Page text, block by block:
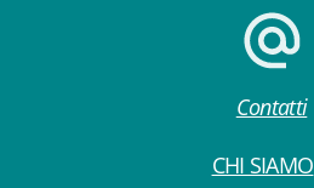
Contatti
CHI SIAMO